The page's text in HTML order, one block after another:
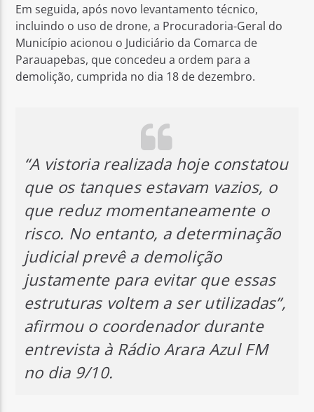
Em seguida, após novo levantamento técnico,
incluindo o uso de drone, a Procuradoria-Geral do
Município acionou o Judiciário da Comarca de
Parauapebas, que concedeu a ordem para a
demolição, cumprida no dia 18 de dezembro.
“A vistoria realizada hoje constatou
que os tanques estavam vazios, o
que reduz momentaneamente o
risco. No entanto, a determinação
judicial prevê a demolição
justamente para evitar que essas
estruturas voltem a ser utilizadas”,
afirmou o coordenador durante
entrevista à Rádio Arara Azul FM
no dia 9/10.